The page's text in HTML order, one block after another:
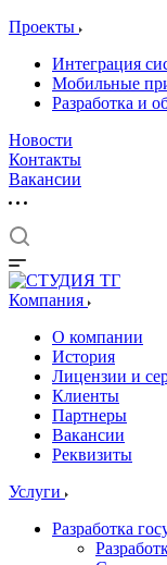
Проекты
Интеграция
Мобильные
Разработка и
Новости
Контакты
Вакансии
Компания
О компании
История
Лицензии и
Клиенты
Партнеры
Вакансии
Реквизиты
Услуги
Разработка